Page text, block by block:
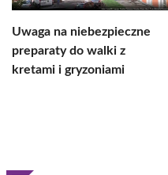
Uwaga na niebezpieczne
preparaty do walki z
kretami i gryzoniami